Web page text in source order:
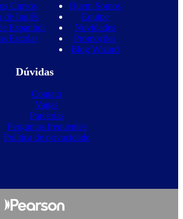
Cursos
de Inglês
Espanhol
Escolas
Quem Somos
Equipe
Novidades
Promoções
Blog Wizard
Dúvidas
Contato
Vagas
Parcerias
Perguntas frequentes
Política de privacidade